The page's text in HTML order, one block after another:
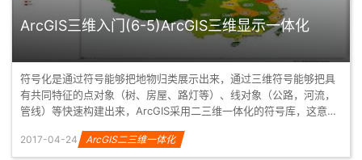
ArcGIS三维入门(6-5)ArcGIS三维显示一体化
符号化是通过符号能够把地物归类展示出来，通过三维符号能够把具
有共同特征的点对象（树、房屋、路灯等）、线对象（公路，河流，
管线）等快速构建出来，ArcGIS采用二三维一体化的符号库，这意味
2017-04-24 ArcGIS二三维一体化